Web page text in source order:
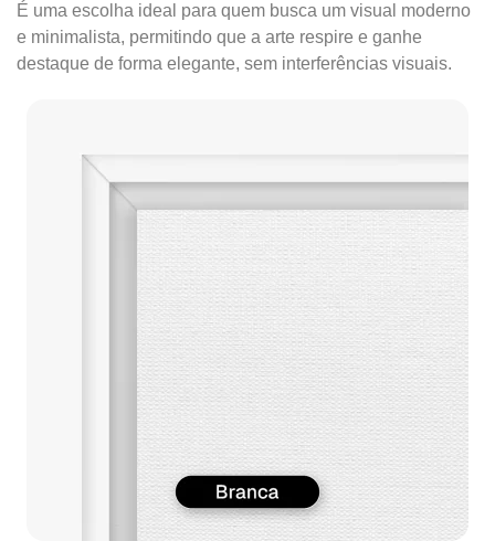
É uma escolha ideal para quem busca um visual moderno
e minimalista, permitindo que a arte respire e ganhe
destaque de forma elegante, sem interferências visuais.